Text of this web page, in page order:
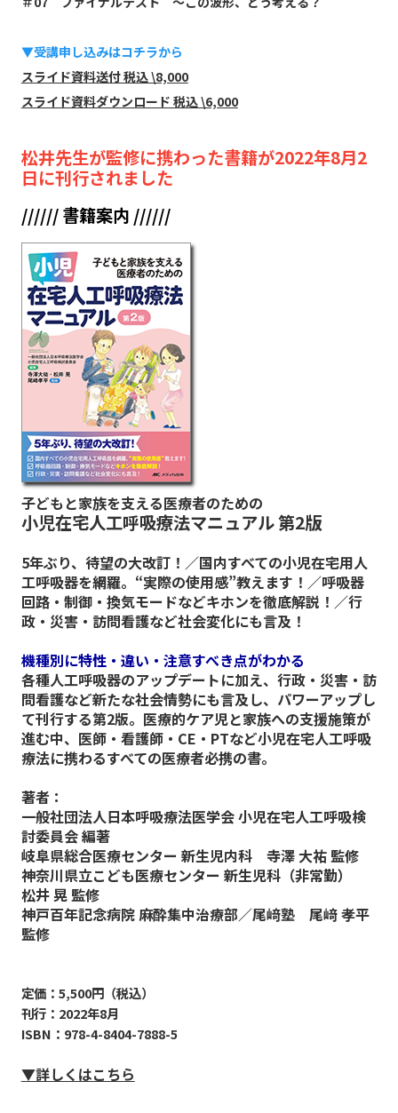
▼受講申し込みはコチラから
スライド資料送付 税込 \8,000
スライド資料ダウンロード 税込 \6,000
松井先生が監修に携わった書籍が2022年8月2
日に刊行されました
////// 書籍案内 //////
子どもと家族を支える医療者のための
小児在宅人工呼吸療法マニュアル 第2版
5年ぶり、待望の大改訂！／国内すべての小児在宅用人
工呼吸器を網羅。“実際の使用感”教えます！／呼吸器
回路・制御・換気モードなどキホンを徹底解説！／行
政・災害・訪問看護など社会変化にも言及！
機種別に特性・違い・注意すべき点がわかる
各種人工呼吸器のアップデートに加え、行政・災害・訪
問看護など新たな社会情勢にも言及し、パワーアップし
て刊行する第2版。医療的ケア児と家族への支援施策が
進む中、医師・看護師・CE・PTなど小児在宅人工呼吸
療法に携わるすべての医療者必携の書。
著者：
一般社団法人日本呼吸療法医学会 小児在宅人工呼吸検
討委員会 編著
岐阜県総合医療センター 新生児内科 寺澤 大祐 監修
神奈川県立こども医療センター 新生児科（非常勤）
松井 晃 監修
神戸百年記念病院 麻酔集中治療部／尾﨑塾 尾﨑 孝平
監修
定価：5,500円（税込）
刊行：2022年8月
ISBN：978-4-8404-7888-5
▼詳しくはこちら